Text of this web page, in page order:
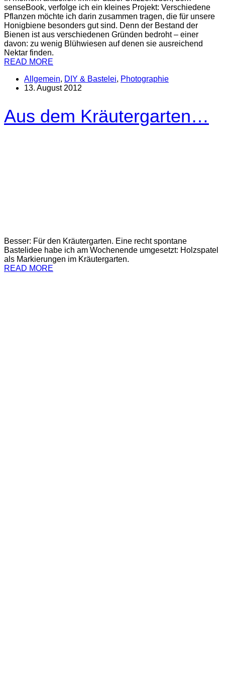
senseBook, verfolge ich ein kleines Projekt: Verschiedene
Pflanzen möchte ich darin zusammen tragen, die für unsere
Honigbiene besonders gut sind. Denn der Bestand der
Bienen ist aus verschiedenen Gründen bedroht – einer
davon: zu wenig Blühwiesen auf denen sie ausreichend
Nektar finden.
READ MORE
Allgemein, DIY & Bastelei, Photographie
13. August 2012
Aus dem Kräutergarten…
Besser: Für den Kräutergarten. Eine recht spontane
Bastelidee habe ich am Wochenende umgesetzt: Holzspatel
als Markierungen im Kräutergarten.
READ MORE